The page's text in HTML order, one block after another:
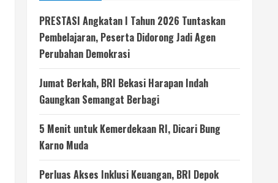
PRESTASI Angkatan I Tahun 2026 Tuntaskan
Pembelajaran, Peserta Didorong Jadi Agen
Perubahan Demokrasi
Jumat Berkah, BRI Bekasi Harapan Indah
Gaungkan Semangat Berbagi
5 Menit untuk Kemerdekaan RI, Dicari Bung
Karno Muda
Perluas Akses Inklusi Keuangan, BRI Depok